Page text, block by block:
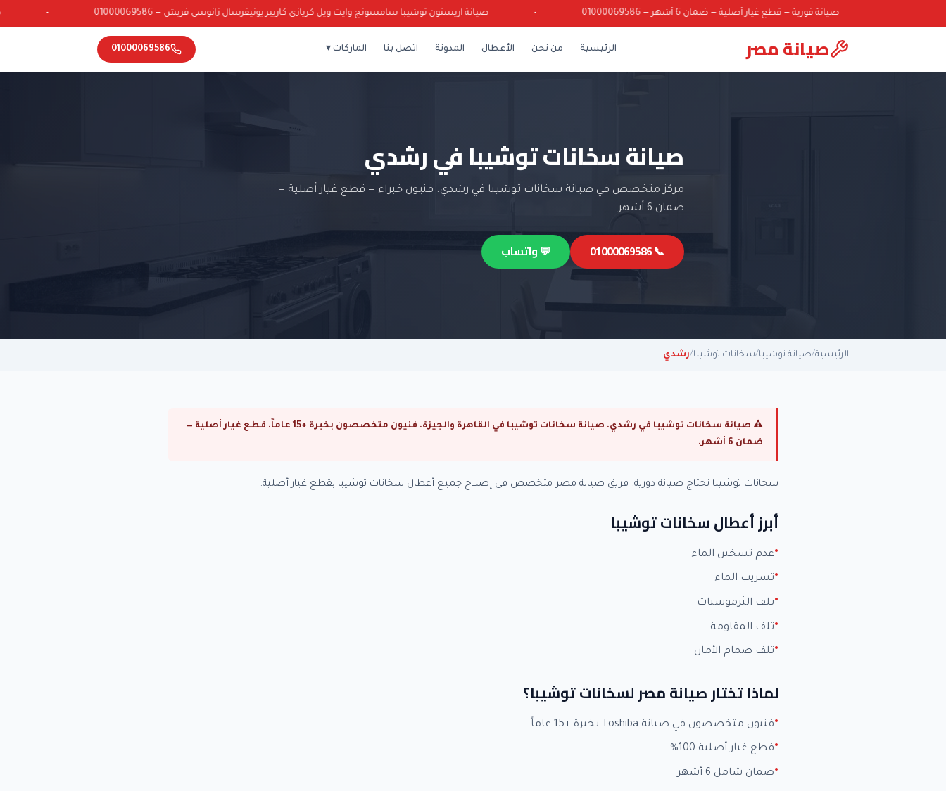
صيانة فورية — قطع غيار أصلية — ضمان 6 أشهر — 01000069586 صيانة اريستون توشيبا سامسونج وايت ويل كريازي كاريير يونيفرسال زانوسي فريش — 01000069586
صيانة مصر الرئيسية من نحن الأعطال المدونة اتصل بنا الماركات ▾ 01000069586
صيانة سخانات توشيبا في رشدي
مركز متخصص في صيانة سخانات توشيبا في رشدي. فنيون خبراء — قطع غيار أصلية —
ضمان 6 أشهر.
📞 01000069586 💬 واتساب
الرئيسية/صيانة توشيبا/سخانات توشيبا/رشدي
⚠ صيانة سخانات توشيبا في رشدي. صيانة سخانات توشيبا في القاهرة والجيزة. فنيون متخصصون بخبرة +15 عاماً. قطع غيار أصلية —
ضمان 6 أشهر.
سخانات توشيبا تحتاج صيانة دورية. فريق صيانة مصر متخصص في إصلاح جميع أعطال سخانات توشيبا بقطع غيار أصلية.
أبرز أعطال سخانات توشيبا
عدم تسخين الماء
تسريب الماء
تلف الثرموستات
تلف المقاومة
تلف صمام الأمان
لماذا تختار صيانة مصر لسخانات توشيبا؟
فنيون متخصصون في صيانة Toshiba بخبرة +15 عاماً
قطع غيار أصلية 100%
ضمان شامل 6 أشهر